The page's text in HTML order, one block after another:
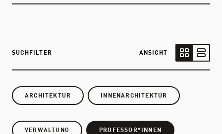
SUCHFILTER
ANSICHT
ARCHITEKTUR INNENARCHITEKTUR
VERWALTUNG PROFESSOR*INNEN